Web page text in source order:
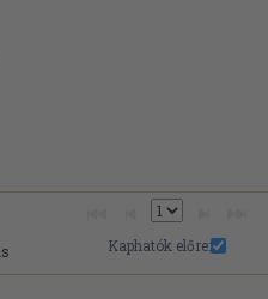
Kaphatók előre: